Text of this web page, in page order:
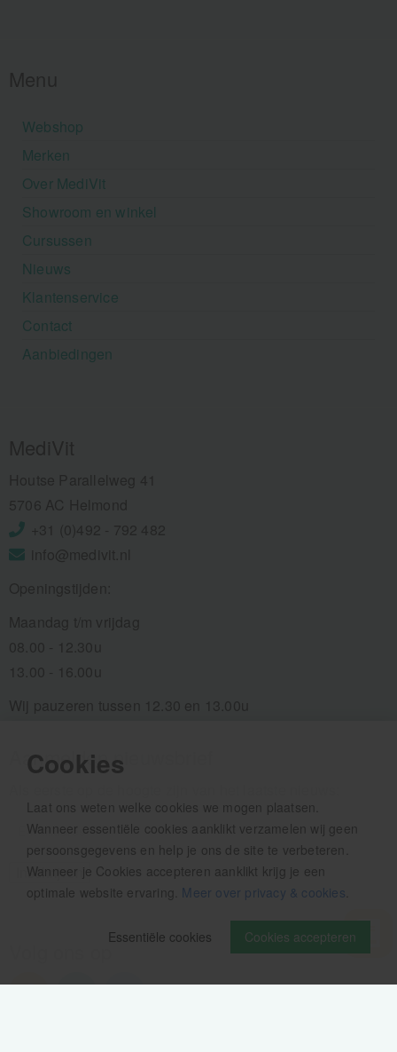
Cookies
Laat ons weten welke cookies we mogen plaatsen.
Wanneer essentiële cookies aanklikt verzamelen wij geen
persoonsgegevens en help je ons de site te verbeteren.
Wanneer je Cookies accepteren aanklikt krijg je een
optimale website ervaring. Meer over privacy & cookies
Cookies accepteren
Essentiële cookies
Webshop
Merken
Over MediVit
Showroom en winkel
Cursussen
Nieuws
Klantenservice
Contact
Aanbiedingen
Aanmelden nieuwsbrief
Volg ons op